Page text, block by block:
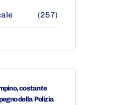
(257)
costante
della Polizia